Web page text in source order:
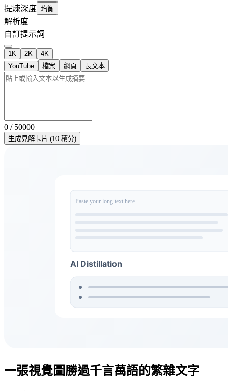
提煉深度 均衡
解析度
自訂提示詞
1K 2K
4K
YouTube
檔案 網頁 長文本
0 / 50000
生成見解卡片 (10 積分)
一張視覺圖勝過千言萬語的繁雜文字